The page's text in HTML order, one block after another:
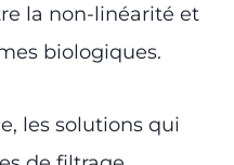
la non-linéarité et
biologiques.
les solutions qui